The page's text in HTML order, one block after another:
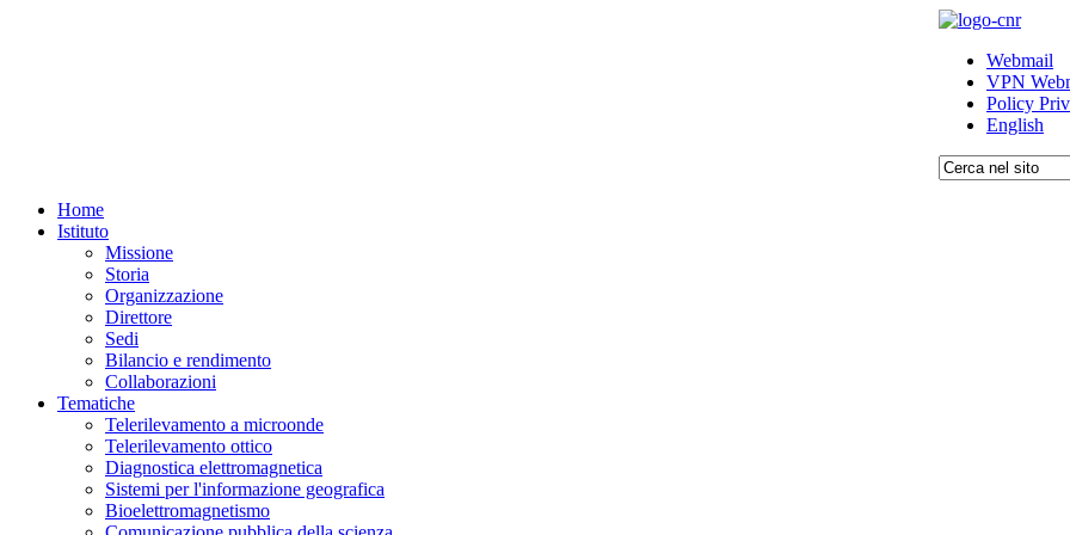
Webmail
VPN
Policy
English
Home
Istituto
Missione
Storia
Organizzazione
Direttore
Sedi
Bilancio e rendimento
Collaborazioni
Tematiche
Telerilevamento a microonde
Telerilevamento ottico
Diagnostica elettromagnetica
Sistemi per l'informazione geografica
Bioelettromagnetismo